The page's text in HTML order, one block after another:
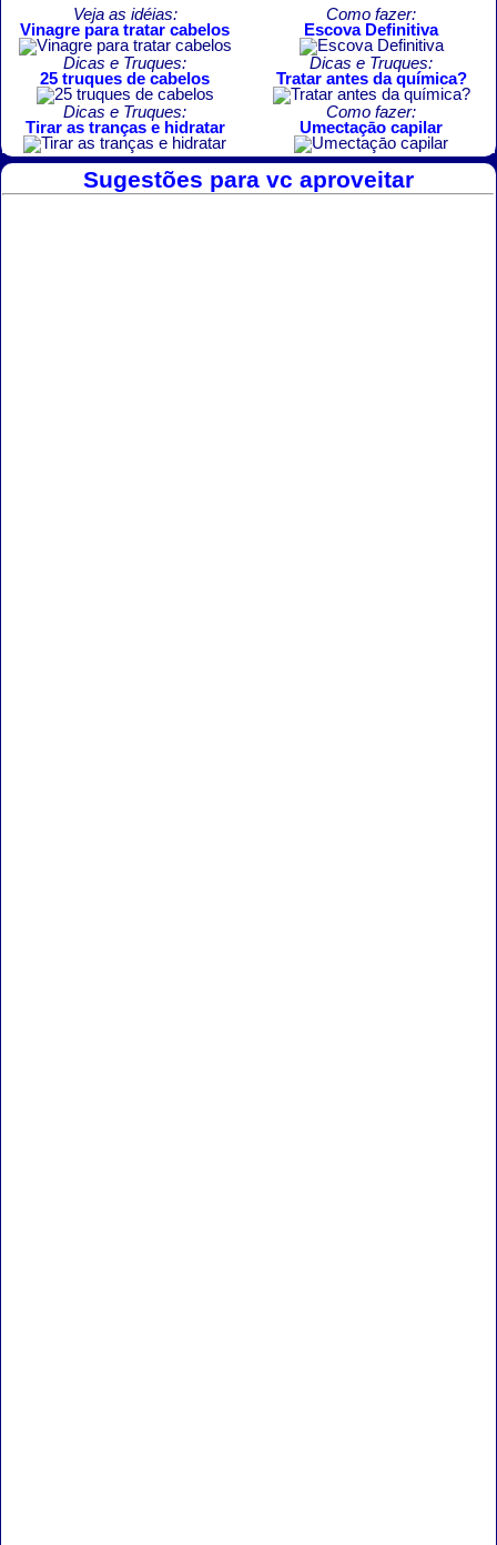
Veja as idéias:
Vinagre para tratar cabelos
Como fazer:
Escova Definitiva
Dicas e Truques:
25 truques de cabelos
Dicas e Truques:
Tratar antes da química?
Dicas e Truques:
Tirar as tranças e hidratar
Como fazer:
Umectaçāo capilar
Sugestões para vc aproveitar